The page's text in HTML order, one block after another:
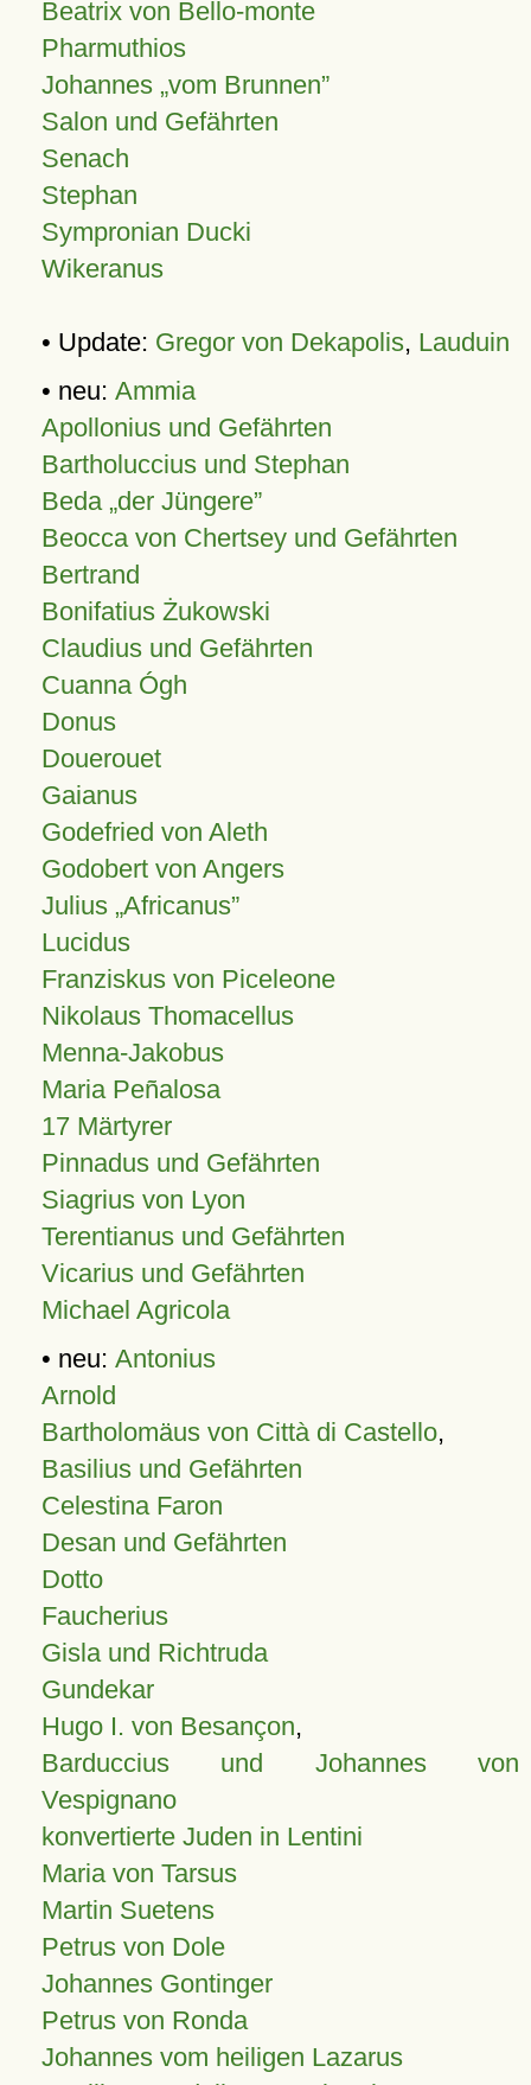
Beatrix von Bello-monte
Pharmuthios
Johannes vom Brunnen
Salon und Gefährten
Senach
Stephan
Sympronian Ducki
Wikeranus
• Update: Gregor von Dekapolis, Lauduin
• neu: Ammia
Apollonius und Gefährten
Bartholuccius und Stephan
Beda „der Jüngere”
Beocca von Chertsey und Gefährten
Bertrand
Bonifatius Żukowski
Claudius und Gefährten
Cuanna Ógh
Donus
Douerouet
Gaianus
Godefried von Aleth
Godobert von Angers
Julius Africanus
Lucidus
Franziskus von Piceleone
Nikolaus Thomacellus
Menna-Jakobus
Maria Peñalosa
17 Märtyrer
Pinnadus und Gefährten
Siagrius von Lyon
Terentianus und Gefährten
Vicarius und Gefährten
Michael Agricola
• neu: Antonius
Arnold
Bartholomäus von Città di Castello,
Basilius und Gefährten
Celestina Faron
Desan und Gefährten
Dotto
Faucherius
Gisla und Richtruda
Gundekar
Hugo I. von Besançon,
Barduccius und Johannes von
Vespignano
konvertierte Juden in Lentini
Maria von Tarsus
Martin Suetens
Petrus von Dole
Johannes Gontinger
Petrus von Ronda
Johannes vom heiligen Lazarus